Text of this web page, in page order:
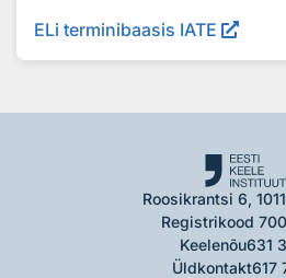
ELi terminibaasis IATE
Roosikrantsi 6,
Registrikood
Keelenõu631
Üldkontakt617